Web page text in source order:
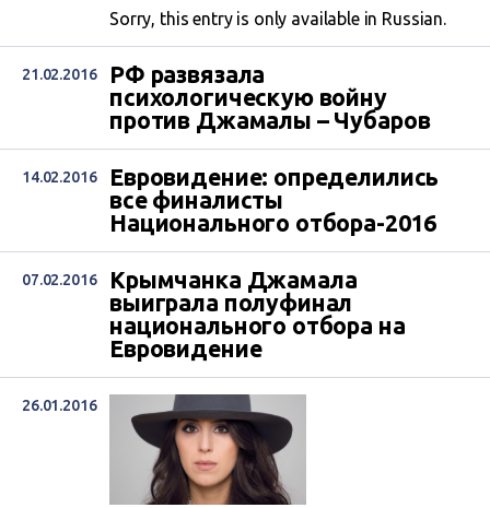
Sorry, this entry is only available in Russian.
21.02.2016
РФ развязала
психологическую войну
против Джамалы – Чубаров
14.02.2016
Евровидение: определились
все финалисты
Национального отбора-2016
07.02.2016
Крымчанка Джамала
выиграла полуфинал
национального отбора на
Евровидение
26.01.2016